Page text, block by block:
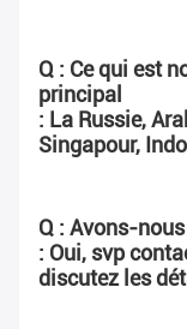
Q : Ce qui est
principal
: La Russie,
Singapour,
Q : Avons-
: Oui, svp
discutez les